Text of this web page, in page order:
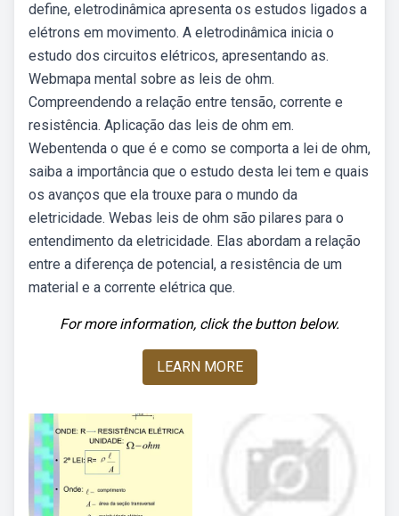
define, eletrodinâmica apresenta os estudos ligados a
elétrons em movimento. A eletrodinâmica inicia o
estudo dos circuitos elétricos, apresentando as.
Webmapa mental sobre as leis de ohm.
Compreendendo a relação entre tensão, corrente e
resistência. Aplicação das leis de ohm em.
Webentenda o que é e como se comporta a lei de ohm,
saiba a importância que o estudo desta lei tem e quais
os avanços que ela trouxe para o mundo da
eletricidade. Webas leis de ohm são pilares para o
entendimento da eletricidade. Elas abordam a relação
entre a diferença de potencial, a resistência de um
material e a corrente elétrica que.
For more information, click the button below.
LEARN MORE